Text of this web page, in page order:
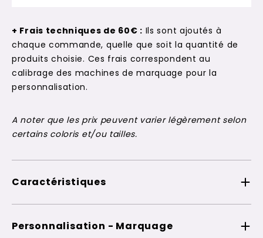
+ Frais techniques de 60€ : Ils sont ajoutés à
chaque commande, quelle que soit la quantité de
produits choisie. Ces frais correspondent au
calibrage des machines de marquage pour la
personnalisation.
A noter que les prix peuvent varier légèrement selon
certains coloris et/ou tailles.
Caractéristiques
Personnalisation - Marquage